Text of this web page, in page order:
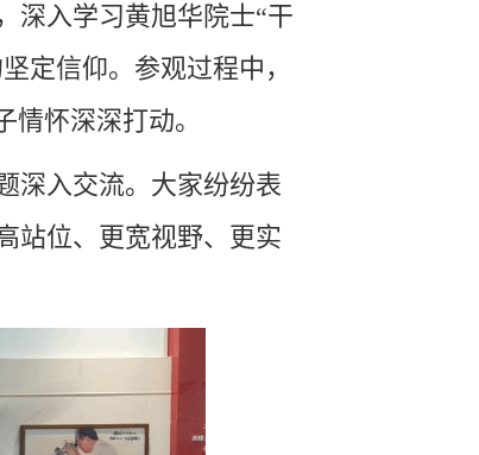
深入学习黄旭华院士“干
定信仰。参观过程中，
情怀深深打动。
深入交流。大家纷纷表
站位、更宽视野、更实